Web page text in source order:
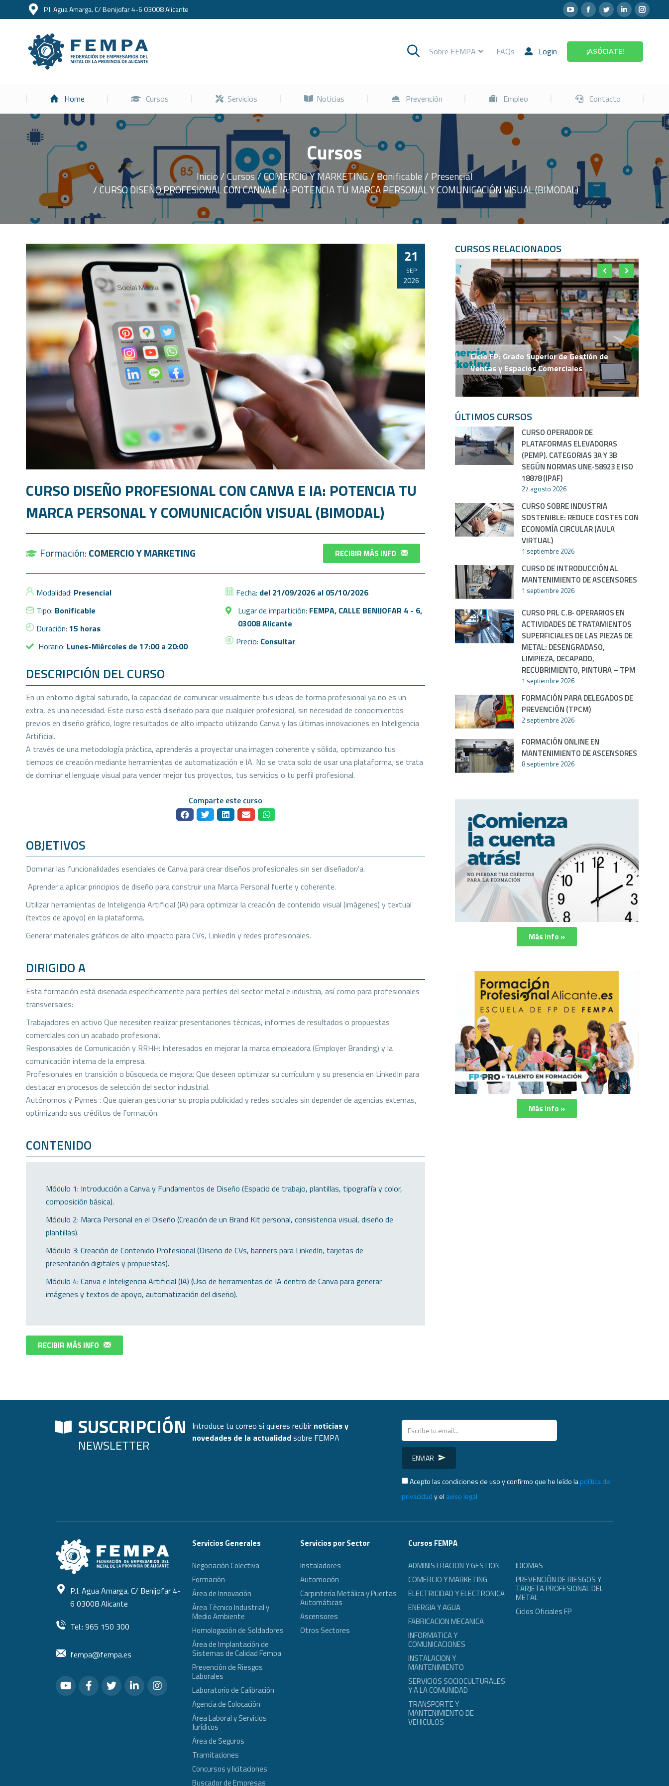
P.I. Agua Amarga. C/ Benijofar 4-6 03008 Alicante
Sobre FEMPA FAQs Login ¡ASÓCIATE!
Home Cursos Servicios Noticias Prevención Empleo Contacto
Cursos
Estás aquí: Inicio Cursos COMERCIO Y MARKETING Bonificable
Presencial
CURSO DISEÑO PROFESIONAL CON CANVA E IA: POTENCIA TU MARCA PERSONAL Y COMUNICACIÓN VISUAL (BIMODAL)
SEP
21
2026
CURSO DISEÑO PROFESIONAL CON CANVA E IA: POTENCIA TU
MARCA PERSONAL Y COMUNICACIÓN VISUAL (BIMODAL)
Formación:COMERCIO Y MARKETING RECIBIR MÁS INFO
Modalidad: Presencial
Tipo: Bonificable
Duración: 15 horas
Horario: Lunes-Miércoles de 17:00 a 20:00
Fecha: del 21/09/2026 al 05/10/2026
Lugar de impartición: FEMPA, CALLE BENIJOFAR 4 - 6,
03008 Alicante
Precio: Consultar
DESCRIPCIÓN DEL CURSO
En un entorno digital saturado, la capacidad de comunicar visualmente tus ideas de forma profesional ya no es un
extra, es una necesidad. Este curso está diseñado para que cualquier profesional, sin necesidad de conocimientos
previos en diseño gráfico, logre resultados de alto impacto utilizando Canva y las últimas innovaciones en Inteligencia
Artificial.
A través de una metodología práctica, aprenderás a proyectar una imagen coherente y sólida, optimizando tus
tiempos de creación mediante herramientas de automatización e IA. No se trata solo de usar una plataforma; se trata
de dominar el lenguaje visual para vender mejor tus proyectos, tus servicios o tu perfil profesional.
Comparte este curso
OBJETIVOS
Dominar las funcionalidades esenciales de Canva para crear diseños profesionales sin ser diseñador/a.
Aprender a aplicar principios de diseño para construir una Marca Personal fuerte y coherente.
Utilizar herramientas de Inteligencia Artificial (IA) para optimizar la creación de contenido visual (imágenes) y textual
(textos de apoyo) en la plataforma.
Generar materiales gráficos de alto impacto para CVs, LinkedIn y redes profesionales.
DIRIGIDO A
Esta formación está diseñada específicamente para perfiles del sector metal e industria, así como para profesionales
transversales:
Trabajadores en activo Que necesiten realizar presentaciones técnicas, informes de resultados o propuestas
comerciales con un acabado profesional.
Responsables de Comunicación y RRHH: Interesados en mejorar la marca empleadora (Employer Branding) y la
comunicación interna de la empresa.
Profesionales en transición o búsqueda de mejora: Que deseen optimizar su currículum y su presencia en LinkedIn para
destacar en procesos de selección del sector industrial.
Autónomos y Pymes : Que quieran gestionar su propia publicidad y redes sociales sin depender de agencias externas,
optimizando sus créditos de formación.
CONTENIDO
Módulo 1: Introducción a Canva y Fundamentos de Diseño (Espacio de trabajo, plantillas, tipografía y color,
composición básica).
Módulo 2: Marca Personal en el Diseño (Creación de un Brand Kit personal, consistencia visual, diseño de
plantillas).
Módulo 3: Creación de Contenido Profesional (Diseño de CVs, banners para LinkedIn, tarjetas de
presentación digitales y propuestas).
Módulo 4: Canva e Inteligencia Artificial (IA) (Uso de herramientas de IA dentro de Canva para generar
imágenes y textos de apoyo, automatización del diseño).
RECIBIR MÁS INFO
CURSOS RELACIONADOS
CURSO POTENCIA TU ESTRATEGIA DE
CONTENIDO EN REDES SOCIALES PARA TU
NEGOCIO
CURSO CAPTACIÓN DIGITAL PRÁCTICA
LANDING PAGE + LEAD MAGNET: CREA TU
SISTEMA DE CAPTACIÓN AUTOMÁTICO
Ciclo FP: Grado Superior de Gestión de
Ventas y Espacios Comerciales
ÚLTIMOS CURSOS
CURSO OPERADOR DE
PLATAFORMAS ELEVADORAS
(PEMP). CATEGORIAS 3A Y 3B
SEGÚN NORMAS UNE-58923 E ISO
18878 (IPAF)
27 agosto 2026
CURSO SOBRE INDUSTRIA
SOSTENIBLE: REDUCE COSTES CON
ECONOMÍA CIRCULAR (AULA
VIRTUAL)
1 septiembre 2026
CURSO DE INTRODUCCIÓN AL
MANTENIMIENTO DE ASCENSORES
1 septiembre 2026
CURSO PRL C.8- OPERARIOS EN
ACTIVIDADES DE TRATAMIENTOS
SUPERFICIALES DE LAS PIEZAS DE
METAL: DESENGRADASO,
LIMPIEZA, DECAPADO,
RECUBRIMIENTO, PINTURA – TPM
1 septiembre 2026
FORMACIÓN PARA DELEGADOS DE
PREVENCIÓN (TPCM)
2 septiembre 2026
FORMACIÓN ONLINE EN
MANTENIMIENTO DE ASCENSORES
8 septiembre 2026
Más info »
Más info »
SUSCRIPCIÓN
NEWSLETTER
Introduce tu correo si quieres recibir noticias y
novedades de la actualidadsobre FEMPA
Acepto las condiciones de uso y confirmo que he leído lapolítica de
privacidady el aviso legal
ENVIAR
P.I. Agua Amarga. C/ Benijofar 4-
6 03008 Alicante
Tel.: 965 150 300
fempa@fempa.es
Servicios Generales
Negociación Colectiva
Formación
Área de Innovación
Área Técnico Industrial y
Medio Ambiente
Homologación de Soldadores
Área de Implantación de
Sistemas de Calidad Fempa
Prevención de Riesgos
Laborales
Laboratorio de Calibración
Agencia de Colocación
Área Laboral y Servicios
Jurídicos
Área de Seguros
Tramitaciones
Concursos y licitaciones
Buscador de Empresas
Servicios por Sector
Instaladores
Automoción
Carpintería Metálica y Puertas
Automáticas
Ascensores
Otros Sectores
Cursos FEMPA
ADMINISTRACION Y GESTION
COMERCIO Y MARKETING
ELECTRICIDAD Y ELECTRONICA
ENERGIA Y AGUA
FABRICACION MECANICA
INFORMATICA Y
COMUNICACIONES
INSTALACION Y
MANTENIMIENTO
SERVICIOS SOCIOCULTURALES
Y A LA COMUNIDAD
TRANSPORTE Y
MANTENIMIENTO DE
VEHICULOS
IDIOMAS
PREVENCIÓN DE RIESGOS Y
TARJETA PROFESIONAL DEL
METAL
Ciclos Oficiales FP
Home Cursos Servicios Noticias Prevención Empleo Contacto